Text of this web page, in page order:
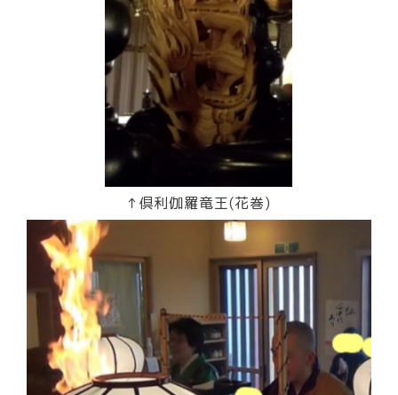
↑倶利伽羅竜王(花巻)